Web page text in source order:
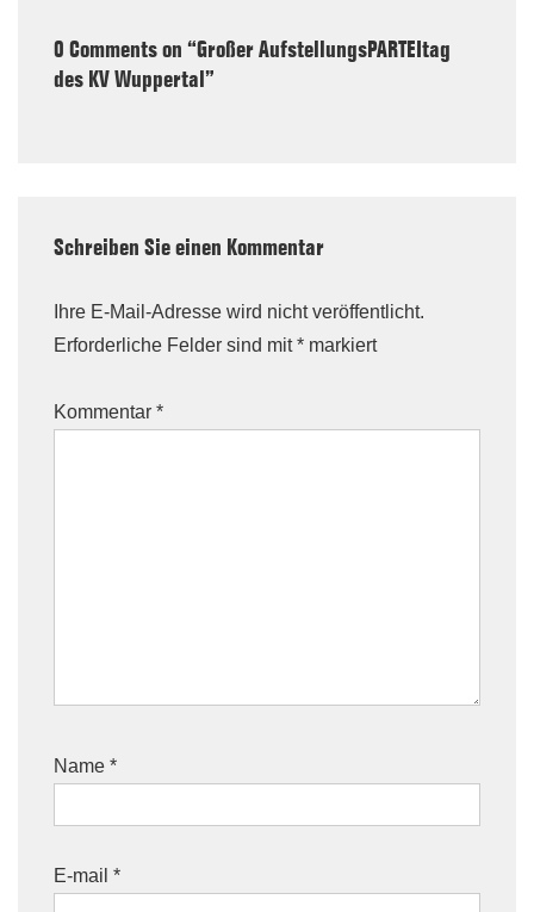
0 Comments on “Großer AufstellungsPARTEItag
des KV Wuppertal”
Schreiben Sie einen Kommentar
Ihre E-Mail-Adresse wird nicht veröffentlicht.
Erforderliche Felder sind mit* markiert
Kommentar *
Name *
E-mail *